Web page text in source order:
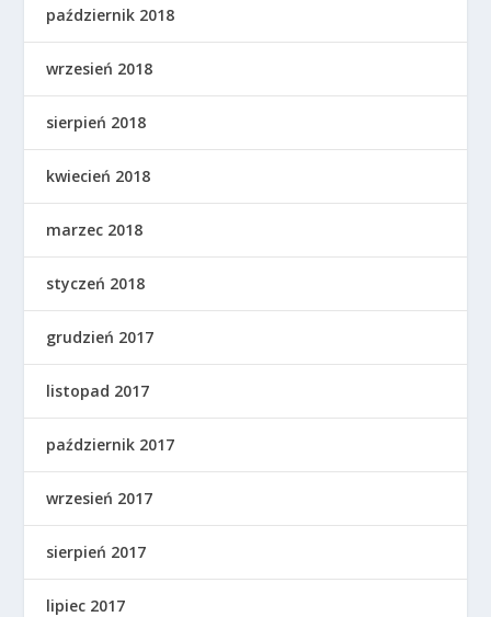
październik 2018
wrzesień 2018
sierpień 2018
kwiecień 2018
marzec 2018
styczeń 2018
grudzień 2017
listopad 2017
październik 2017
wrzesień 2017
sierpień 2017
lipiec 2017